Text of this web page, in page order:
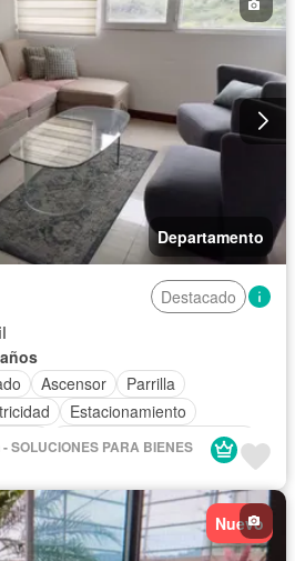
Departamento
Destacado
Ascensor
Parrilla
Estacionamiento
Completamente amoblado
SOLUCIONES PARA BIENES
Nuevo